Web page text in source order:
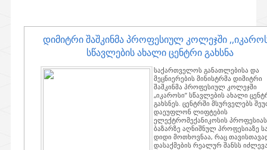
დიმიტრი შაშკინმა პროფესიულ კოლეჯში
სწავლების ახალი ცენტრი გახსნა
საქართველოს განათლებისა და
მეცნიერების მინისტრმა დიმიტრი
შაშკინმა პროფესიულ კოლეჯში
„იკაროსი’’ სწავლების ახალი
გახსნეს. ცენტრში მსურველებს
დაეუფლონ ლიფტების
ელექტრომექანიკოსის
ბაზარზე აღნიშნულ პროფესიაზე
დიდი მოთხოვნაა, რაც
დასაქმების რეალურ შანსს